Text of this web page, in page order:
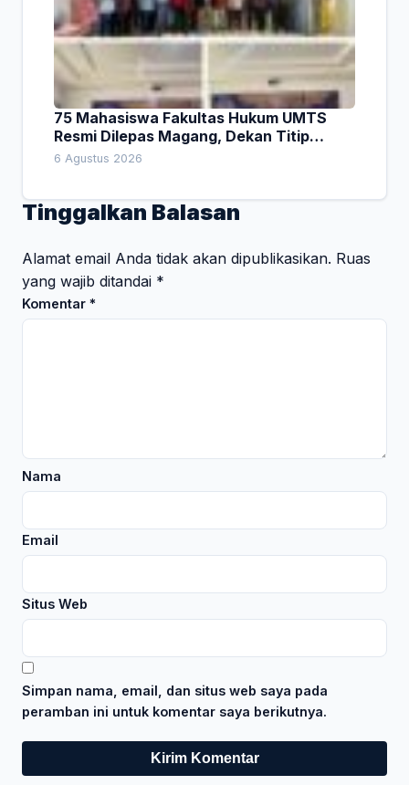
75 Mahasiswa Fakultas Hukum UMTS
Resmi Dilepas Magang, Dekan Titip
Empat Pesan Penting
6 Agustus 2026
Tinggalkan Balasan
Alamat email Anda tidak akan dipublikasikan. Ruas
yang wajib ditandai *
Komentar *
Nama
Email
Situs Web
Simpan nama, email, dan situs web saya pada
peramban ini untuk komentar saya berikutnya.